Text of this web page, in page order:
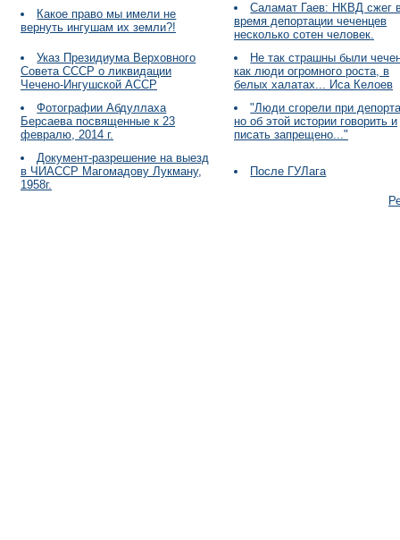
Какое право мы имели не
вернуть ингушам их земли?!
Саламат Гаев: НКВД сжег
время депортации чеченцев
несколько сотен человек.
Указ Президиума Верховного
Совета СССР о ликвидации
Чечено-Ингушской АССР
Не так страшны были
как люди огромного роста, в
белых халатах... Иса Келоев
Фотографии Абдуллаха
Берсаева посвященные к 23
февралю, 2014 г.
"Люди сгорели при
но об этой истории говорить и
писать запрещено..."
Документ-разрешение на выезд
в ЧИАССР Магомадову Лукману,
1958г.
После ГУЛага